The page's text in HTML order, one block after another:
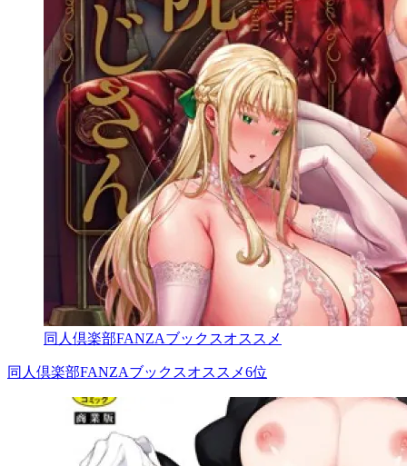
同人倶楽部FANZAブックスオススメ
同人倶楽部FANZAブックスオススメ6位